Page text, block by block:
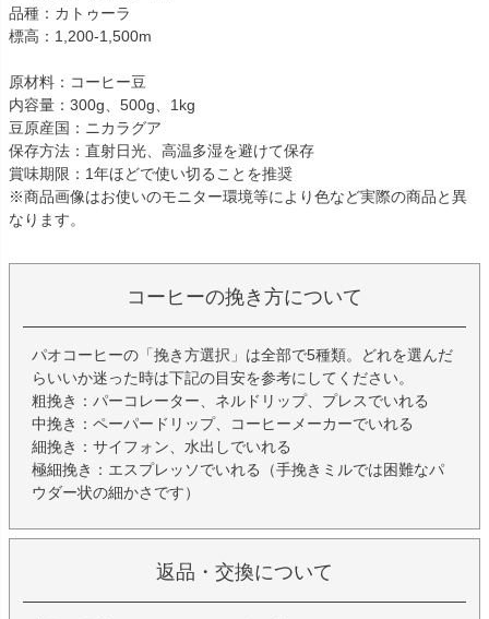
品種：カトゥーラ
標高：1,200-1,500m
原材料：コーヒー豆
内容量：300g、500g、1kg
豆原産国：ニカラグア
保存方法：直射日光、高温多湿を避けて保存
賞味期限：1年ほどで使い切ることを推奨
※商品画像はお使いのモニター環境等により色など実際の商品と異
なります。
コーヒーの挽き方について
パオコーヒーの「挽き方選択」は全部で5種類。どれを選んだ
らいいか迷った時は下記の目安を参考にしてください。
粗挽き：パーコレーター、ネルドリップ、プレスでいれる
中挽き：ペーパードリップ、コーヒーメーカーでいれる
細挽き：サイフォン、水出しでいれる
極細挽き：エスプレッソでいれる（手挽きミルでは困難なパ
ウダー状の細かさです）
返品・交換について